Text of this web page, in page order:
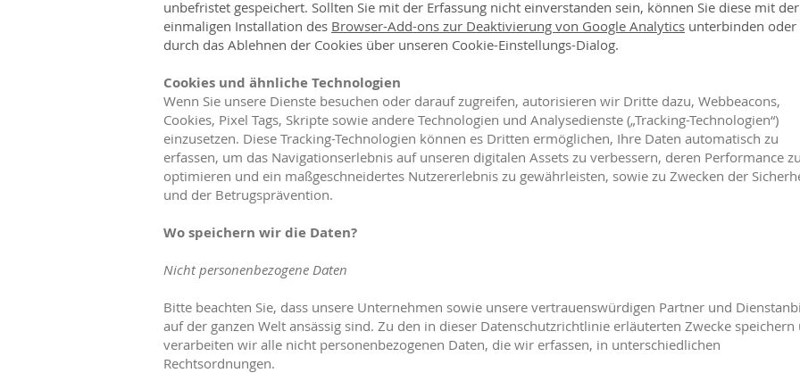
unbefristet gespeichert. Sollten Sie mit der Erfassung nicht einverstanden sein, können Sie diese mit der
einmaligen Installation des Browser-Add-ons zur Deaktivierung von Google Analytics unterbinden oder
durch das Ablehnen der Cookies über unseren Cookie-Einstellungs-Dialog.
Cookies und ähnliche Technologien
Wenn Sie unsere Dienste besuchen oder darauf zugreifen, autorisieren wir Dritte dazu, Webbeacons,
Cookies, Pixel Tags, Skripte sowie andere Technologien und Analysedienste („Tracking-Technologien“)
einzusetzen. Diese Tracking-Technologien können es Dritten ermöglichen, Ihre Daten automatisch zu
erfassen, um das Navigationserlebnis auf unseren digitalen Assets zu verbessern, deren Performance
optimieren und ein maßgeschneidertes Nutzererlebnis zu gewährleisten, sowie zu Zwecken der
und der Betrugsprävention.
Wo speichern wir die Daten?
Nicht personenbezogene Daten
Bitte beachten Sie, dass unsere Unternehmen sowie unsere vertrauenswürdigen Partner und
auf der ganzen Welt ansässig sind. Zu den in dieser Datenschutzrichtlinie erläuterten Zwecke speichern
verarbeiten wir alle nicht personenbezogenen Daten, die wir erfassen, in unterschiedlichen
Rechtsordnungen.